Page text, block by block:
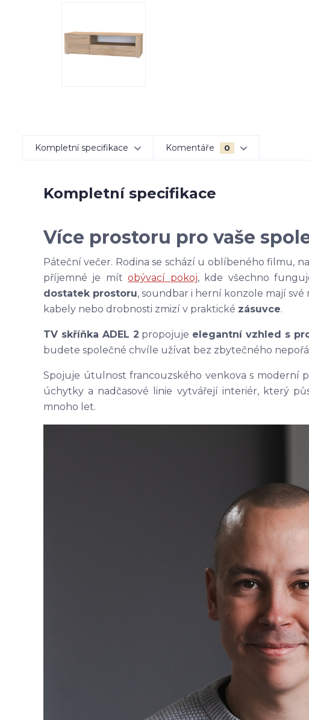
Kompletní specifikace Komentáře 0
Kompletní specifikace
Více prostoru pro vaše
Páteční večer. Rodina se schází u oblíbeného filmu,
příjemné je mítobývací pokoj, kde všechno
dostatek prostoru, soundbar i herní konzole mají
kabely nebo drobnosti zmizí v praktické zásuvce.
TV skříňka ADEL 2 propojuje elegantní vzhled s
budete společné chvíle užívat bez zbytečného
Spojuje útulnost francouzského venkova s moderní
úchytky a nadčasové linie vytvářejí interiér, který
mnoho let.